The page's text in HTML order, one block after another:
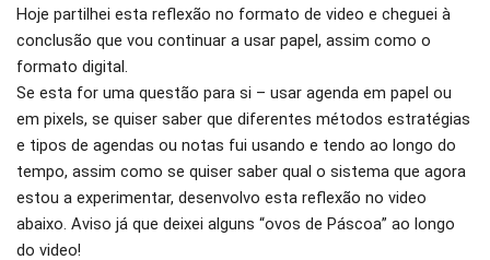
Hoje partilhei esta reflexão no formato de video e cheguei à
conclusão que vou continuar a usar papel, assim como o
formato digital.
Se esta for uma questão para si – usar agenda em papel ou
em pixels, se quiser saber que diferentes métodos estratégias
e tipos de agendas ou notas fui usando e tendo ao longo do
tempo, assim como se quiser saber qual o sistema que agora
estou a experimentar, desenvolvo esta reflexão no video
abaixo. Aviso já que deixei alguns “ovos de Páscoa” ao longo
do video!